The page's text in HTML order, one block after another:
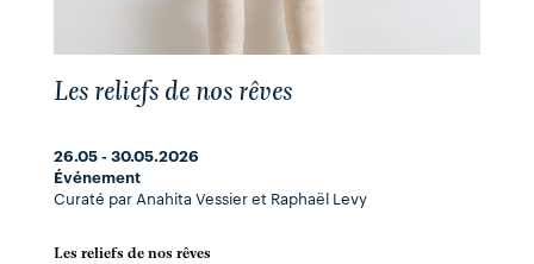
Les reliefs de nos rêves
26.05 - 30.05.2026
Événement
Curaté par Anahita Vessier et Raphaël Levy
Les reliefs de nos rêves